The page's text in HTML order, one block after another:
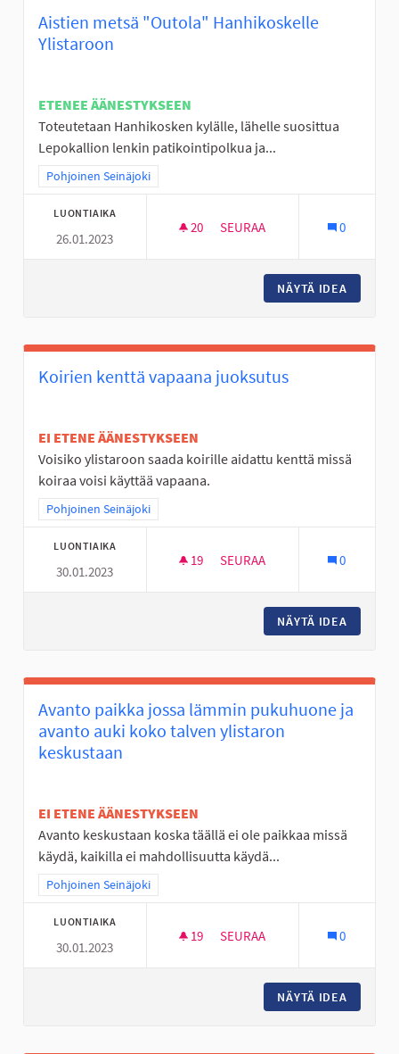
Aistien metsä "Outola" Hanhikoskelle
Ylistaroon
ETENEE ÄÄNESTYKSEEN
Toteutetaan Hanhikosken kylälle, lähelle suosittua
Lepokallion lenkin patikointipolkua ja...
Rajaa tulokset teeman mukaan: Pohjoinen Seinäjoki
Pohjoinen Seinäjoki
LUONTIAIKA
26.01.2023
20 20 SEURAAJAA
SEURAA 0
NÄYTÄ IDEA
Koirien kenttä vapaana juoksutus
EI ETENE ÄÄNESTYKSEEN
Voisiko ylistaroon saada koirille aidattu kenttä missä
koiraa voisi käyttää vapaana.
Rajaa tulokset teeman mukaan: Pohjoinen Seinäjoki
Pohjoinen Seinäjoki
LUONTIAIKA
30.01.2023
19 19 SEURAAJAA
SEURAA 0
NÄYTÄ IDEA
Avanto paikka jossa lämmin pukuhuone ja
avanto auki koko talven ylistaron
keskustaan
EI ETENE ÄÄNESTYKSEEN
Avanto keskustaan koska täällä ei ole paikkaa missä
käydä, kaikilla ei mahdollisuutta käydä...
Rajaa tulokset teeman mukaan: Pohjoinen Seinäjoki
Pohjoinen Seinäjoki
LUONTIAIKA
30.01.2023
19 19 SEURAAJAA
SEURAA 0
NÄYTÄ IDEA